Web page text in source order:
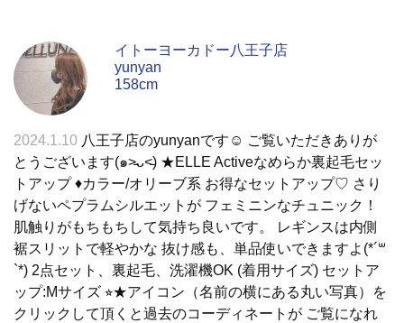
イトーヨーカドー八王子店
yunyan
158cm
2024.1.10 八王子店のyunyanです☺︎ ご覧いただきありが
とうございます(๑˃̵ᴗ˂̵) ★ELLE Activeなめらか裏起毛セッ
トアップ ♦︎カラー/オリーブ系 お得なセットアップ♡ さり
げないペプラムシルエットが フェミニンなチュニック！
肌触りがもちもちして気持ち良いです。 レギンスは内側
裾スリットで軽やかな 抜け感も、単品使いできますよ(*´꒳
`*) 2点セット、裏起毛、洗濯機OK (着用サイズ) セットア
ップ:Mサイズ ⭐︎★アイコン（名前の横にある丸い写真）を
クリックして頂くと過去のコーディネートが ご覧になれ